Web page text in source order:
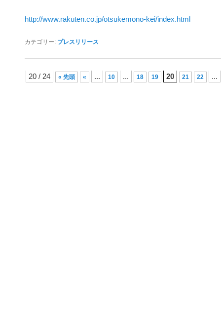
http://www.rakuten.co.jp/otsukemono-kei/index.html
カテゴリー: プレスリリース
投稿ナビゲーション
20 / 24 « 先頭 « ... 10 ... 18 19 20 21 22 ...